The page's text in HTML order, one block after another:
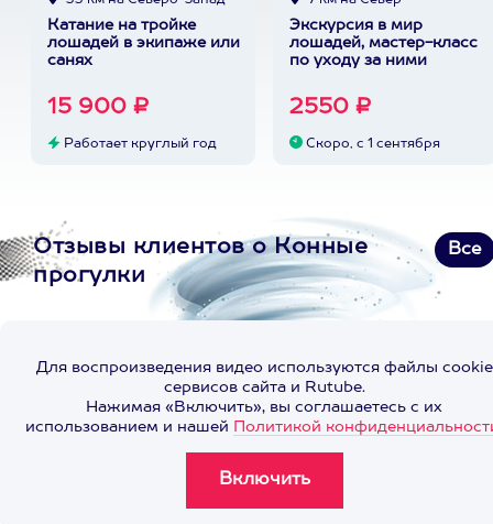
Катание на тройке
лошадей в экипаже или
санях
15 900 ₽
Работает круглый год
Экскурсия в мир
лошадей, мастер-класс
по уходу за ними
2550 ₽
Скоро, с 1 сентября
Отзывы клиентов о Конные
прогулки
Все
Для воспроизведения видео используются файлы cookie
сервисов сайта и Rutube.
Нажимая «Включить», вы соглашаетесь с их
использованием и нашей Политикой